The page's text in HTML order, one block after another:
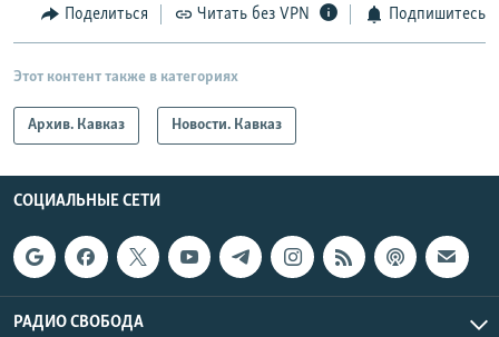
Поделиться Читать без VPN Подпишитесь
Этот контент также в категориях
Архив. Кавказ Новости. Кавказ
СОЦИАЛЬНЫЕ СЕТИ
РАДИО СВОБОДА